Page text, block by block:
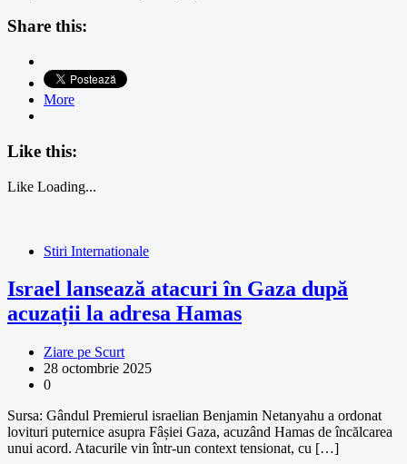
Share this:
More
Like this:
Like Loading...
Stiri Internationale
Israel lansează atacuri în Gaza după
acuzații la adresa Hamas
Ziare pe Scurt
28 octombrie 2025
0
Sursa: Gândul Premierul israelian Benjamin Netanyahu a ordonat
lovituri puternice asupra Fâșiei Gaza, acuzând Hamas de încălcarea
unui acord. Atacurile vin într-un context tensionat, cu […]